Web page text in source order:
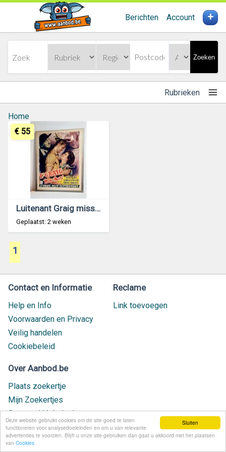
Sluiten
Deze website gebruikt cookies om de site goed te laten
functioneren voor analysedoeleinden en om u van relevante
advertenties te voorzien. Blijft u onze site gebruiken dan gaat u akkoord met het plaatsen
van Cookies
Berichten Account +
Zoeken
Rubrieken
Home
Luitenant Graig missing 1949 / 1950
Geplaatst: 2 weken
€ 55
1
Contact en Informatie
Help en Info
Voorwaarden en Privacy
Veilig handelen
Cookiebeleid
Reclame
Link toevoegen
Over Aanbod.be
Plaats zoekertje
Mijn Zoekertjes
Contact / Helpdesk
Nieuw geplaatst